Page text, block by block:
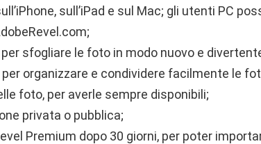
sull’iPad e sul Mac; gli utenti PC
sfogliare le foto in modo nuovo e
organizzare e condividere facilmente le
foto, per averle sempre disponibili;
privata o pubblica;
Premium dopo 30 giorni, per poter